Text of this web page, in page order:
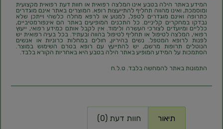
המידע באתר הילה בטבע אינו המלצה רפואית או חוות דעת רפואית מקצועית
ומוסמכת, ואינו מהווה תחליף להתייעצות רופא. המוצרים באתר אינם מוגדרים
כתרופה ואינם מוגדרים לטפל, למנוע או לרפא מחלה כלשהי וייתכן שלא
נבדקו במחקרים קליניים. כל התכנים המופיעים באתר הם אינפורמטיביים,
כלליים ומיועדים לצורכי העשרה ולימוד. אין לקבל אותם כמידע רפואי, ייעוץ
רפואי, המלצה לטיפול או תחליף לטיפול בהווה ובעתיד. בכל בעיה רפואית יש
לפנות לרופא המטפל. נשים בהיריון, חולים במחלות כרוניות או אנשים
הנוטלים תרופות מרשם, יש להתייעץ עם רופא בטרם השימוש במוצר.
הסתמכות על המידע המופיע באתר הילה בטבע היא באחריות הקורא בלבד.
התמונות באתר להמחשה בלבד. ט.ל.ח
תיאור חוות דעת (0)